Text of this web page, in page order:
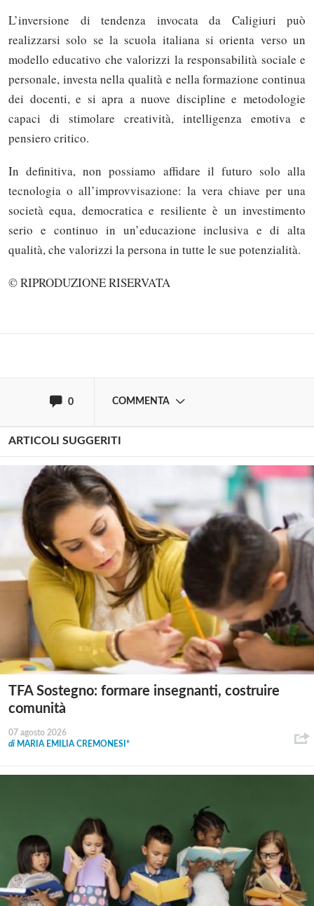
L’inversione di tendenza invocata da Caligiuri può
realizzarsi solo se la scuola italiana si orienta verso un
modello educativo che valorizzi la responsabilità sociale e
personale, investa nella qualità e nella formazione continua
dei docenti, e si apra a nuove discipline e metodologie
capaci di stimolare creatività, intelligenza emotiva e
pensiero critico.
In definitiva, non possiamo affidare il futuro solo alla
tecnologia o all’improvvisazione: la vera chiave per una
società equa, democratica e resiliente è un investimento
serio e continuo in un’educazione inclusiva e di alta
qualità, che valorizzi la persona in tutte le sue potenzialità.
© RIPRODUZIONE RISERVATA
0 COMMENTA
Solo gli utenti registrati possono
ARTICOLI SUGGERITI
TFA Sostegno: formare insegnanti, costruire
comunità
07 agosto 2026
di MARIA EMILIA CREMONESI*